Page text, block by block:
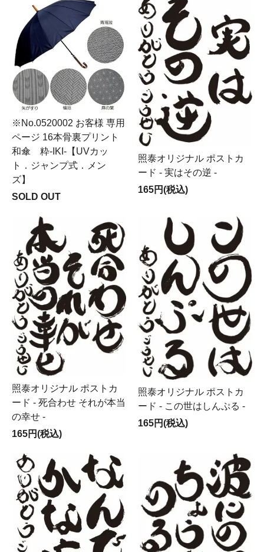
※No.0520002 お客様 専用
ページ 16本骨裏プリント
和傘 粋-IKI-【UVカッ
ト．ジャンプ式．メン
ズ】
SOLD OUT
照泰オリジナル ポストカ
ード - 実はその逆 -
165円(税込)
照泰オリジナル ポストカ
ード - 死合わせ それが本当
の幸せ -
165円(税込)
照泰オリジナル ポストカ
ード - この世はしんぷる -
165円(税込)